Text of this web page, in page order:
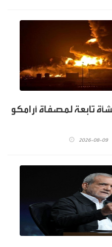
تابعة لمصفاة أرامكو
2026-08-09